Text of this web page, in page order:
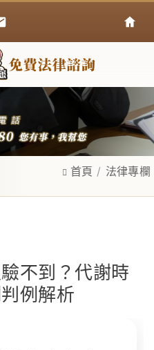
首頁 法律專欄
不到？代謝時
例解析